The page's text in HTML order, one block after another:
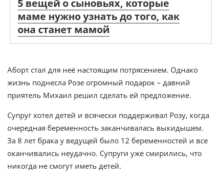
5 вещей о сыновьях, которые
маме нужно узнать до того, как
она станет мамой
Аборт стал для неё настоящим потрясением. Однако
жизнь поднесла Розе огромный подарок – давний
приятель Михаил решил сделать ей предложение.
Супруг хотел детей и всячески поддерживал Розу, когда
очередная беременность заканчивалась выкидышем.
За 8 лет брака у ведущей было 12 беременностей и все
оканчивались неудачно. Супруги уже смирились, что
никогда не смогут иметь детей.